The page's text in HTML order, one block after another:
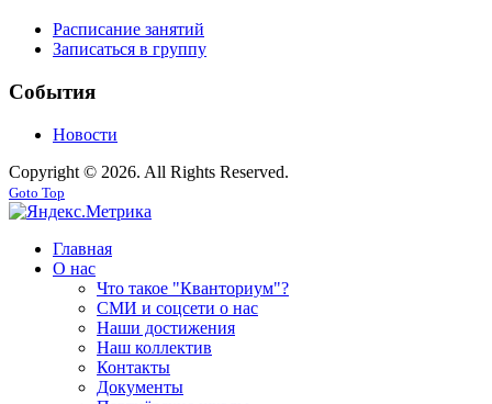
Расписание занятий
Записаться в группу
События
Новости
Copyright © 2026. All Rights Reserved.
Goto Top
Главная
О нас
Что такое "Кванториум"?
СМИ и соцсети о нас
Наши достижения
Наш коллектив
Контакты
Документы